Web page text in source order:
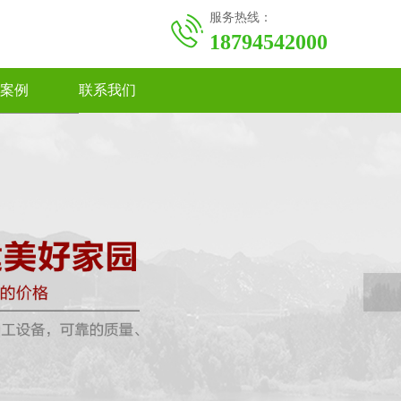
服务热线：
18794542000
例 联系我们